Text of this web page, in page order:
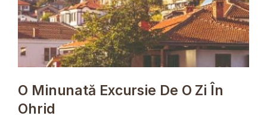
O Minunată Excursie De O Zi În
Ohrid